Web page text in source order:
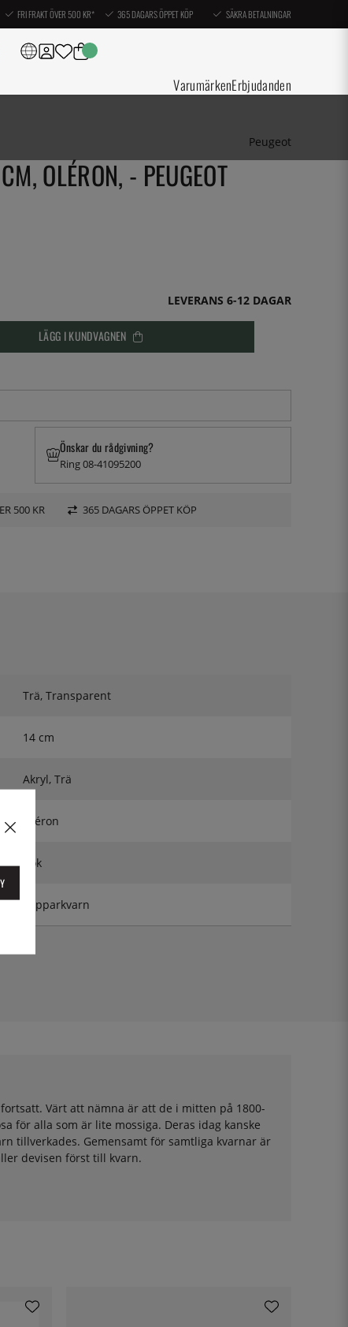
FRI FRAKT ÖVER 500 KR* 365 DAGARS ÖPPET KÖP SÄKRA BETALNINGAR
VarumärkenErbjudanden
Peugeot
OLÉRON, - PEUGEOT
LEVERANS 6-12 DAGAR
LÄGG I KUNDVAGNEN
Önskar du rådgivning?
Ring 08-41095200
500 KR 365 DAGARS ÖPPET KÖP
Trä, Transparent
14 cm
Akryl, Trä
Oléron
Bok
Pepparkvarn
Värt att nämna är att de i mitten på 1800-
för alla som är lite mossiga. Deras idag kanske
tillverkades. Gemensamt för samtliga kvarnar är
devisen först till kvarn.